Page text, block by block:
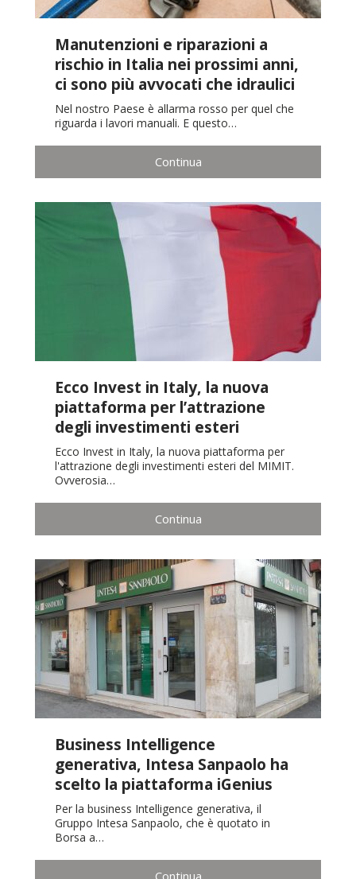
Manutenzioni e riparazioni a
rischio in Italia nei prossimi anni,
ci sono più avvocati che idraulici
Nel nostro Paese è allarma rosso per quel che
riguarda i lavori manuali. E questo…
Continua
Ecco Invest in Italy, la nuova
piattaforma per l’attrazione
degli investimenti esteri
Ecco Invest in Italy, la nuova piattaforma per
l'attrazione degli investimenti esteri del MIMIT.
Ovverosia…
Continua
Business Intelligence
generativa, Intesa Sanpaolo ha
scelto la piattaforma iGenius
Per la business Intelligence generativa, il
Gruppo Intesa Sanpaolo, che è quotato in
Borsa a…